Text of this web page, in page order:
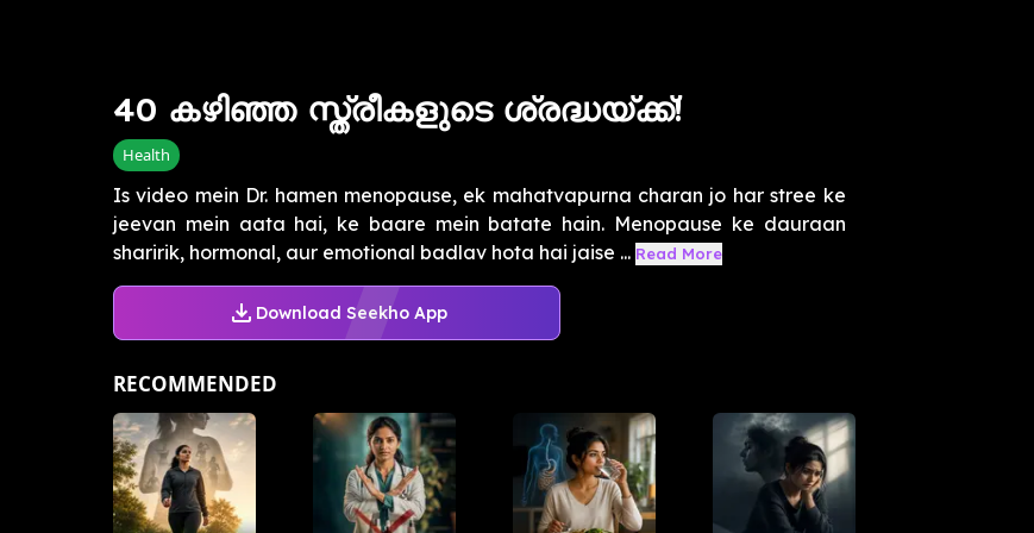
40 കഴിഞ്ഞ സ്ത്രീകളുടെ ശ്രദ്ധയ്ക്ക്!
Health
Is video mein Dr. hamen menopause, ek mahatvapurna charan jo har stree ke
jeevan mein aata hai, ke baare mein batate hain. Menopause ke dauraan
sharirik, hormonal, aur emotional badlav hota hai jaise ... Read More
Download Seekho App
RECOMMENDED